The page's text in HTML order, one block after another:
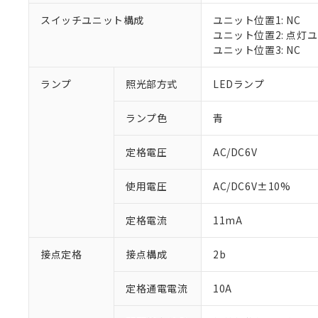
スイッチユニット構成
ユニット位置1: NC
ユニット位置2: 点灯
ユニット位置3: NC
ランプ 照光部方式 LEDランプ
ランプ色 青
定格電圧 AC/DC6V
使用電圧 AC/DC6V±10%
定格電流 11mA
接点定格 接点構成 2b
定格通電電流 10A
ご利用条件
以下の条件をお読
当社制御機
在庫状況お
のであり、
い。
当社販売員
ている必要
対応予定：EU
対応予定なし：
調査・確認中：
非該当品：ライセ
仕入先様の事情に
があります。
六価クロム(Cr(Ⅵ))
ル（DBP） 1000ppm
但し、RoHS指令で産業
フタル酸エステル類の
※2 対応予定月
※1 中国
「－」：未確認で
*中国RoHS10物質の基
Pb(鉛) :1000ppm、 Hg(
Cr(Ⅵ)(六価クロム) :
DBP(フタル酸ジブチル
「ｅ」：有害物質
う）を輸出
などの必要な
ます。
当社は貴社
当社は、貴
記
号
○ 一定数
△ 一定数
－
在庫な